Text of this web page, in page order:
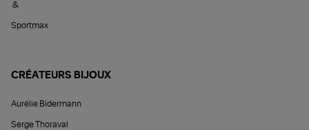
&
Sportmax
CRÉATEURS BIJOUX
Aurélie Bidermann
Serge Thoraval